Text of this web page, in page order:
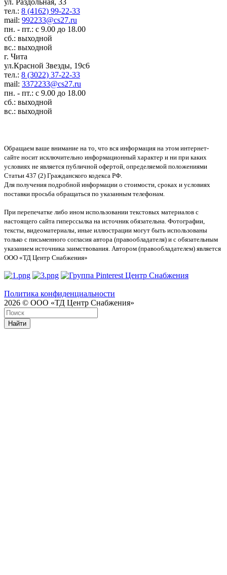
тел.: 8 (4162) 99-22-33
mail: 992233@cs27.ru
пн. - пт.: с 9.00 до 18.00
сб.: выходной
вс.: выходной
г. Чита
ул.Красной Звезды, 19с6
тел.: 8 (3022) 37-22-33
mail: 3372233@cs27.ru
пн. - пт.: с 9.00 до 18.00
сб.: выходной
вс.: выходной
Обращаем ваше внимание на то, что вся информация на этом интернет-
сайте носит исключительно информационный характер и ни при каких
условиях не является публичной офертой, определяемой положениями
Статьи 437 (2) Гражданского кодекса РФ.
Для получения подробной информации о стоимости, сроках и условиях
поставки просьба обращаться по указанным телефонам.
При перепечатке либо ином использовании текстовых материалов с
настоящего сайта гиперссылка на источник обязательна. Фотографии,
тексты, видеоматериалы, иные иллюстрации могут быть использованы
только с письменного согласия автора (правообладателя) и с обязательным
указанием источника заимствования. Автором (правообладателем) является
ООО «ТД Центр Снабжения»
Политика конфиденциальности
2026 © ООО «ТД Центр Снабжения»
Найти